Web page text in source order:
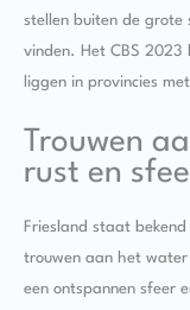
stellen buiten de grote
vinden. Het CBS 2023
liggen in provincies
Trouwen
rust en
Friesland staat
trouwen aan het
een ontspannen sfeer